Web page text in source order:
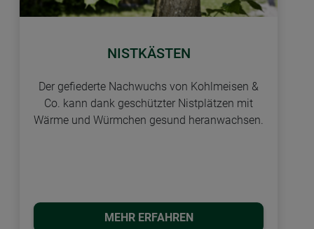
NISTKÄSTEN
Der gefiederte Nachwuchs von Kohlmeisen &
Co. kann dank geschützter Nistplätzen mit
Wärme und Würmchen gesund heranwachsen.
MEHR ERFAHREN